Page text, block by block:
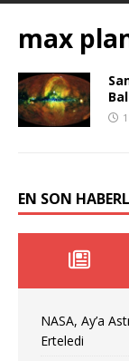
max
EN SON
NASA, Ay’a
Erteledi